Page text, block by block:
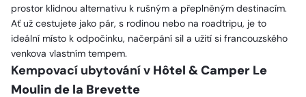
prostor klidnou alternativu k rušným a přeplněným destinacím.
Ať už cestujete jako pár, s rodinou nebo na roadtripu, je to
ideální místo k odpočinku, načerpání sil a užití si francouzského
venkova vlastním tempem.
Kempovací ubytování v Hôtel & Camper Le
Moulin de la Brevette